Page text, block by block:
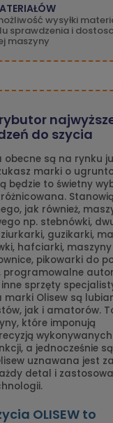
wysyłki
sprawdzenia i
maszyny
do szycia
obecne są na rynku
marki o
będzie to świetny
jak również,
np. stebnówki,
guzikarki,
hafciarki, maszyny
pikowarki do
programowalne
sprzęty
marki Olisew są
jak i amatorów.
które imponują
a jednocześnie
uznawana jest
detal i
OLISEW to